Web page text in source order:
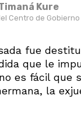
Kure
Centro de
fue
que le
es fácil que
la